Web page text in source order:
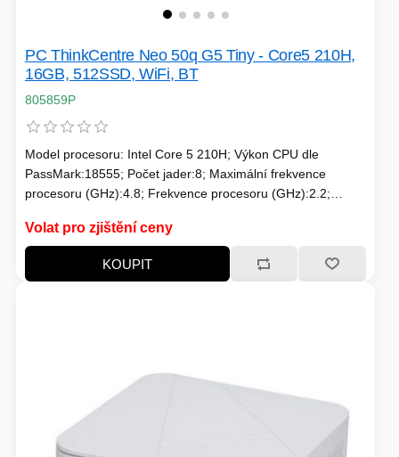
MINI-PC
HERNÍ ÚLOŽIŠTĚ A PAMĚTI
PROCESORY - AMD
MS COPILOT
TISKOVÁ MÉDIA
KOMERČNÍ PANELY
PRODLUŽOVACÍ PŘÍVOD
IP KAMERY
LEDNIČKY
PC ThinkCentre Neo 50q G5 Tiny - Core5 210H,
16GB, 512SSD, WiFi, BT
805859P
Model procesoru: Intel Core 5 210H; Výkon CPU dle
PassMark:18555; Počet jader:8; Maximální frekvence
procesoru (GHz):4.8; Frekvence procesoru (GHz):2.2;
paměti RAM (GB):16
Volat pro zjištění ceny
KOUPIT